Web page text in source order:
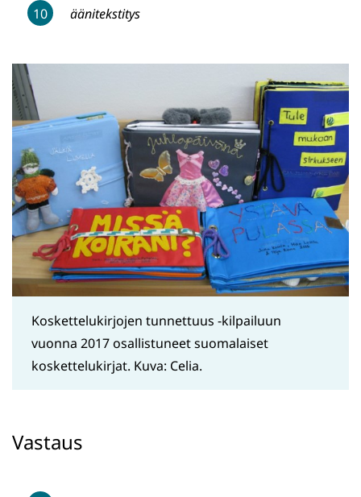
äänitekstitys
Koskettelukirjojen tunnettuus -kilpailuun
vuonna 2017 osallistuneet suomalaiset
koskettelukirjat. Kuva: Celia.
Vastaus